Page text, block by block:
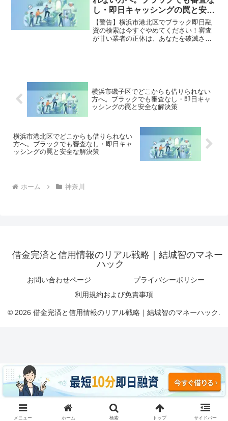
全公開。
し・即日キャッシングの罠と安全
な解決策
【警告】横浜市港北区でブラック即日融
資の検索は今すぐやめてください！審査
が甘い業者の正体は、あなたを破滅させ
横浜市磯子区でどこからも借りられない
方へ。ブラックでも審査なし・即日キャ
ッシングの罠と安全な解決策
横浜市港北区でどこからも借りられない
方へ。ブラックでも審査なし・即日キャ
ッシングの罠と安全な解決策
ホーム 神奈川
借金完済と信用情報のリアル戦略｜結城智のマネー
ハック
お問い合わせページ
プライバシーポリシー
利用規約および免責事項
© 2026 借金完済と信用情報のリアル戦略｜結城智のマネーハック.
メニュー ホーム 検索 トップ サイドバー